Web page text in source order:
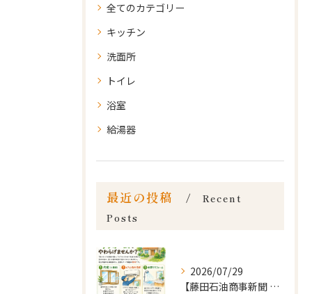
全てのカテゴリー
キッチン
洗面所
トイレ
浴室
給湯器
最近の投稿
Recent
Posts
2026/07/29
【藤田石油商事新聞 8月号(vol.21)｜暮らしのお知らせ...